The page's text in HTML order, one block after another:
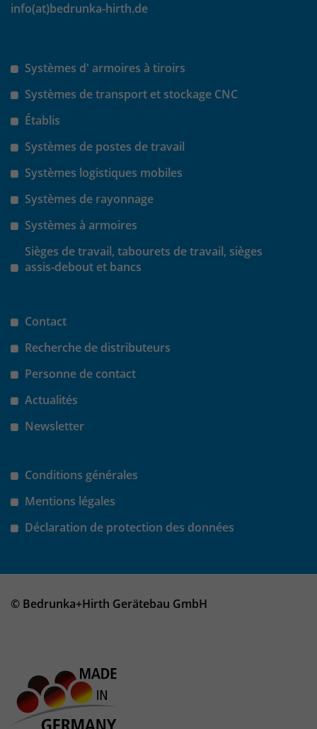
info(at)bedrunka-hirth.de
Systèmes d' armoires à tiroirs
Systèmes de transport et stockage CNC
Établis
Systèmes de postes de travail
Systèmes logistiques mobiles
Systèmes de rayonnage
Systèmes à armoires
Sièges de travail, tabourets de travail, sièges
assis-debout et bancs
Contact
Recherche de distributeurs
Personne de contact
Actualités
Newsletter
Conditions générales
Mentions légales
Déclaration de protection des données
© Bedrunka+Hirth Gerätebau GmbH